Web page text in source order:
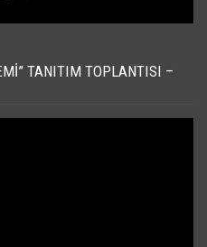
TANITIM TOPLANTISI –